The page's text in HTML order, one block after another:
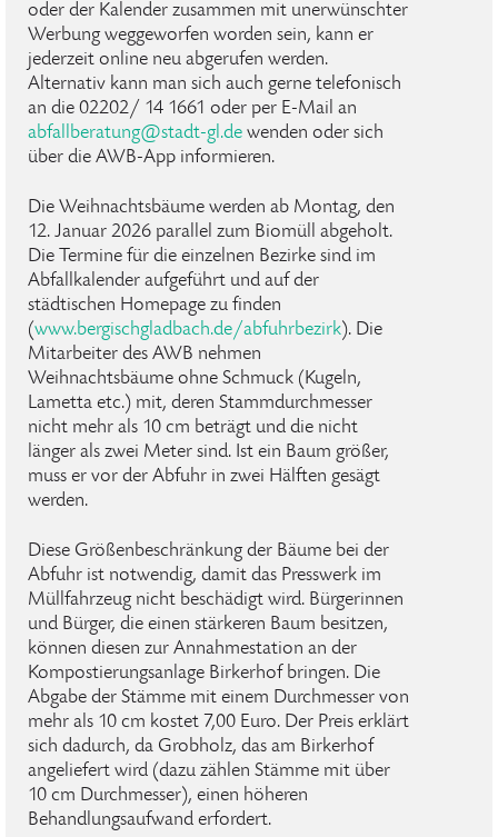
oder der Kalender zusammen mit unerwünschter
Werbung weggeworfen worden sein, kann er
jederzeit online neu abgerufen werden.
Alternativ kann man sich auch gerne telefonisch
an die 02202/ 14 1661 oder per E-Mail an
abfallberatung@stadt-gl.de wenden oder sich
über die AWB-App informieren.
Die Weihnachtsbäume werden ab Montag, den
12. Januar 2026 parallel zum Biomüll abgeholt.
Die Termine für die einzelnen Bezirke sind im
Abfallkalender aufgeführt und auf der
städtischen Homepage zu finden
(www.bergischgladbach.de/abfuhrbezirk). Die
Mitarbeiter des AWB nehmen
Weihnachtsbäume ohne Schmuck (Kugeln,
Lametta etc.) mit, deren Stammdurchmesser
nicht mehr als 10 cm beträgt und die nicht
länger als zwei Meter sind. Ist ein Baum größer,
muss er vor der Abfuhr in zwei Hälften gesägt
werden.
Diese Größenbeschränkung der Bäume bei der
Abfuhr ist notwendig, damit das Presswerk im
Müllfahrzeug nicht beschädigt wird. Bürgerinnen
und Bürger, die einen stärkeren Baum besitzen,
können diesen zur Annahmestation an der
Kompostierungsanlage Birkerhof bringen. Die
Abgabe der Stämme mit einem Durchmesser von
mehr als 10 cm kostet 7,00 Euro. Der Preis erklärt
sich dadurch, da Grobholz, das am Birkerhof
angeliefert wird (dazu zählen Stämme mit über
10 cm Durchmesser), einen höheren
Behandlungsaufwand erfordert.